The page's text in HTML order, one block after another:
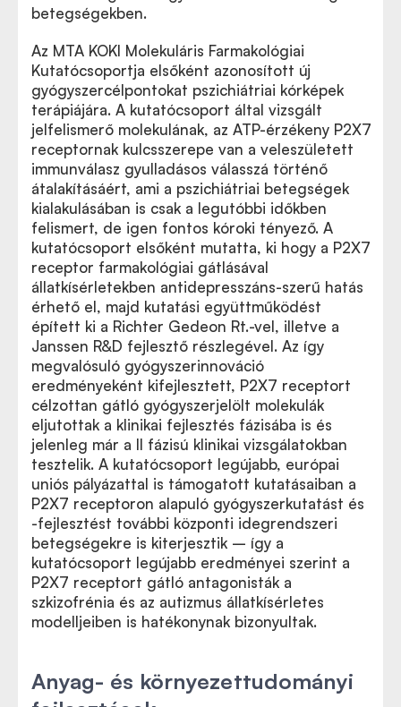
betegségekben.
Az MTA KOKI Molekuláris Farmakológiai
Kutatócsoportja elsőként azonosított új
gyógyszercélpontokat pszichiátriai kórképek
terápiájára. A kutatócsoport által vizsgált
jelfelismerő molekulának, az ATP-érzékeny P2X7
receptornak kulcsszerepe van a veleszületett
immunválasz gyulladásos válasszá történő
átalakításáért, ami a pszichiátriai betegségek
kialakulásában is csak a legutóbbi időkben
felismert, de igen fontos kóroki tényező. A
kutatócsoport elsőként mutatta, ki hogy a P2X7
receptor farmakológiai gátlásával
állatkísérletekben antidepresszáns-szerű hatás
érhető el, majd kutatási együttműködést
épített ki a Richter Gedeon Rt.-vel, illetve a
Janssen R&D fejlesztő részlegével. Az így
megvalósuló gyógyszerinnováció
eredményeként kifejlesztett, P2X7 receptort
célzottan gátló gyógyszerjelölt molekulák
eljutottak a klinikai fejlesztés fázisába is és
jelenleg már a II fázisú klinikai vizsgálatokban
tesztelik. A kutatócsoport legújabb, európai
uniós pályázattal is támogatott kutatásaiban a
P2X7 receptoron alapuló gyógyszerkutatást és
-fejlesztést további központi idegrendszeri
betegségekre is kiterjesztik – így a
kutatócsoport legújabb eredményei szerint a
P2X7 receptort gátló antagonisták a
szkizofrénia és az autizmus állatkísérletes
modelljeiben is hatékonynak bizonyultak.
Anyag- és környezettudományi